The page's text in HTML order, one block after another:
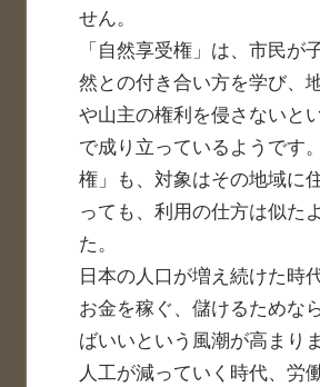
せん。
「自然享受権」は、市民が
然との付き合い方を学び、
や山主の権利を侵さないと
で成り立っているようです
権」も、対象はその地域に
っても、利用の仕方は似た
た。
日本の人口が増え続けた時
お金を稼ぐ、儲けるためな
ばいいという風潮が高まり
人工が減っていく時代、労